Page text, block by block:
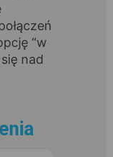
“w
nad